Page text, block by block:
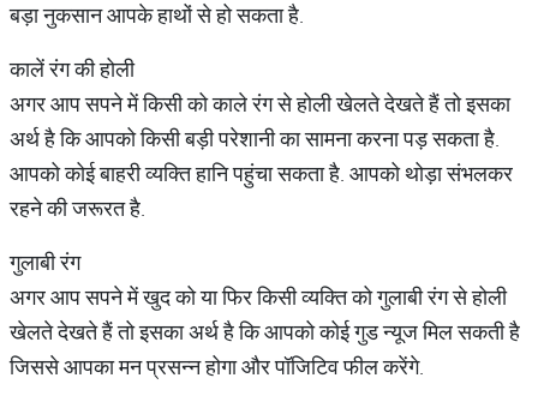
बड़ा नुकसान आपके हाथों से हो सकता है.
कालें रंग की होली
अगर आप सपने में किसी को काले रंग से होली खेलते देखते हैं तो इसका
अर्थ है कि आपको किसी बड़ी परेशानी का सामना करना पड़ सकता है.
आपको कोई बाहरी व्यक्ति हानि पहुंचा सकता है. आपको थोड़ा संभलकर
रहने की जरूरत है.
गुलाबी रंग
अगर आप सपने में खुद को या फिर किसी व्यक्ति को गुलाबी रंग से होली
खेलते देखते हैं तो इसका अर्थ है कि आपको कोई गुड न्यूज मिल सकती है
जिससे आपका मन प्रसन्न होगा और पॉजिटिव फील करेंगे.